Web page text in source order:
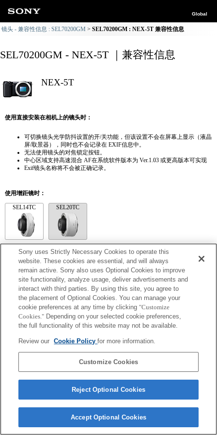
Global
镜头 - 兼容性信息 : SEL70200GM SEL70200GM : NEX-5T 兼容性信息
SEL70200GM - NEX-5T ｜兼容性信息
NEX-5T
使用直接安装在相机上的镜头时：
可切换镜头光学防抖设置的开/关功能，但该设置不会在屏幕上显示（液晶
屏/取景器），同时也不会记录在 EXIF信息中。
无法使用镜头的对焦锁定按钮。
中心区域支持高速混合 AF在系统软件版本为 Ver.1.03 或更高版本可实现
Exif镜头名称将不会被正确记录。
使用增距镜时：
SEL14TC SEL20TC
SEL14TC
Exif 鏡頭名的焦距和最大光圈會以放大倍數值列出。然而，如光圈值乘以放
大倍數為 10 或更高時，便無法正確顯示。
Sony uses Strictly Necessary Cookies to operate this
website. These cookies are essential, and will always
remain active. Sony also uses Optional Cookies to improve
site functionality, analyze usage, deliver advertisements and
interact with third parties. By using this site, you agree to
the placement of Optional Cookies. You can manage your
cookie preferences at any time by clicking "Customize
Cookies." Depending on your selected cookie preferences,
the full functionality of this website may not be available.
Review our Cookie Policyfor more information.
Customize Cookies
Reject Optional Cookies
Accept Optional Cookies